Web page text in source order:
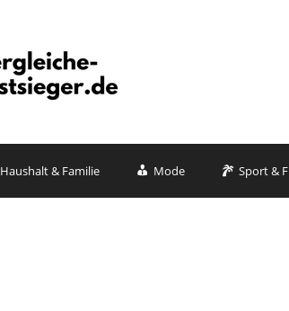
Haushalt & Familie Mode Sport &